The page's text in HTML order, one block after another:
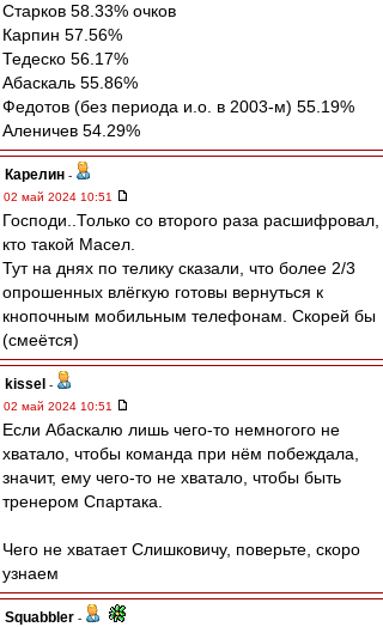
Старков 58.33% очков
Карпин 57.56%
Тедеско 56.17%
Абаскаль 55.86%
Федотов (без периода и.о. в 2003-м) 55.19%
Аленичев 54.29%
Карелин -
02 май 2024 10:51
Господи..Только со второго раза расшифровал,
кто такой Масел.
Тут на днях по телику сказали, что более 2/3
опрошенных влёгкую готовы вернуться к
кнопочным мобильным телефонам. Скорей бы
(смеётся)
kissel -
02 май 2024 10:51
Если Абаскалю лишь чего-то немногого не
хватало, чтобы команда при нём побеждала,
значит, ему чего-то не хватало, чтобы быть
тренером Спартака.
Чего не хватает Слишковичу, поверьте, скоро
узнаем
Squabbler -